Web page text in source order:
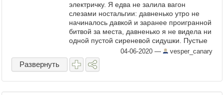
электричку. Я едва не залила вагон
слезами ностальгии: давненько утро не
начиналось давкой и заранее проигранной
битвой за места, давненько я не видела ни
одной пустой сиреневой сидушки. Пустые
полки в токийском супермаркете в разгар
корона-вируса ...
04-06-2020 — vesper_canary
Развернуть